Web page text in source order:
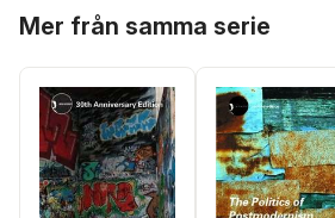
Mer från samma serie